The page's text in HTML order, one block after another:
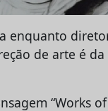
enquanto
de arte é
“Works